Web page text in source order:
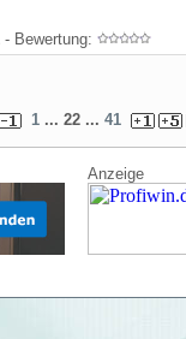
- Bewertung:
1... 22 ... 41
Anzeige